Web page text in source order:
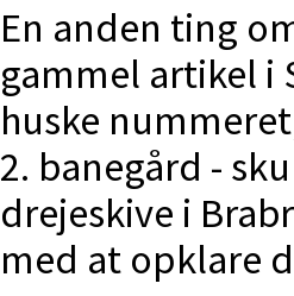
En anden ting
gammel artikel i
huske
2. banegård -
drejeskive i
med at opklare